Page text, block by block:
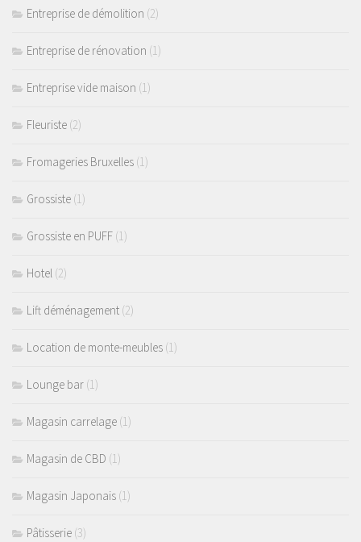
Entreprise de démolition (2)
Entreprise de rénovation (1)
Entreprise vide maison (1)
Fleuriste (2)
Fromageries Bruxelles (1)
Grossiste (1)
Grossiste en PUFF (1)
Hotel (2)
Lift déménagement (2)
Location de monte-meubles (1)
Lounge bar (1)
Magasin carrelage (1)
Magasin de CBD (1)
Magasin Japonais (1)
Pâtisserie (3)